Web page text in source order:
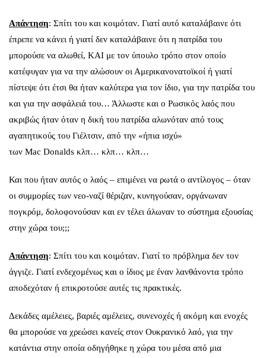
Απάντηση: Σπίτι του και κοιμόταν. Γιατί αυτό καταλάβαινε ότι
έπρεπε να κάνει ή γιατί δεν καταλάβαινε ότι η πατρίδα του
μπορούσε να αλωθεί, ΚΑΙ με τον ύπουλο τρόπο στον οποίο
κατέφυγαν για να την αλώσουν οι Αμερικανονατοϊκοί ή γιατί
πίστεψε ότι έτσι θα ήταν καλύτερα για τον ίδιο, για την πατρίδα του
και για την ασφάλειά του… Άλλωστε και ο Ρωσικός λαός που
ακριβώς ήταν όταν η δική του πατρίδα αλωνόταν από τους
αγαπητικούς του Γιέλτσιν, από την «ήπια ισχύ»
των Mac Donalds κλπ… κλπ… κλπ…
Και που ήταν αυτός ο λαός – επιμένει να ρωτά ο αντίλογος – όταν
οι συμμορίες των νεο-ναζί θέριζαν, κυνηγούσαν, οργάνωναν
πογκρόμ, δολοφονούσαν και εν τέλει άλωναν το σύστημα εξουσίας
στην χώρα του;;;
Απάντηση: Σπίτι του και κοιμόταν. Γιατί το πρόβλημα δεν τον
άγγιζε. Γιατί ενδεχομένως και ο ίδιος με έναν λανθάνοντα τρόπο
αποδεχόταν ή επικροτούσε αυτές τις πρακτικές.
Δεκάδες αμέλειες, βαριές αμέλειες, συνενοχές ή ακόμη και ενοχές
θα μπορούσε να χρεώσει κανείς στον Ουκρανικό λαό, για την
κατάντια στην οποία οδηγήθηκε η χώρα του μέσα από μια